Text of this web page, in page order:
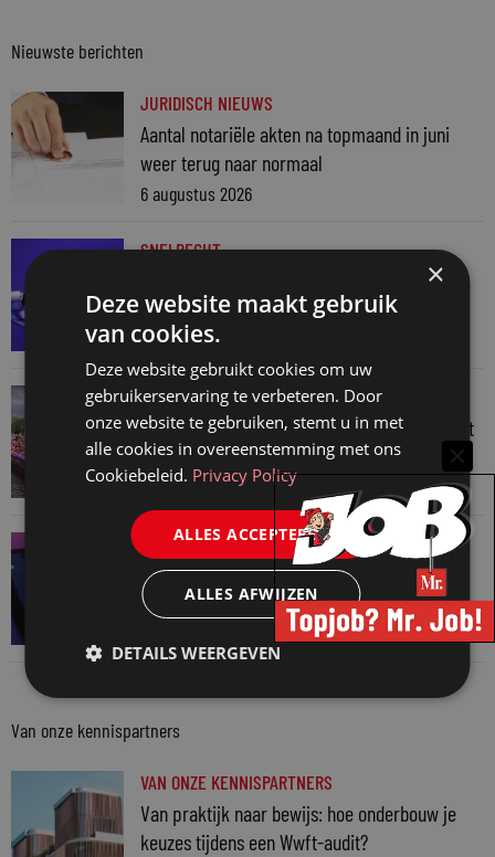
Nieuwste berichten
JURIDISCH NIEUWS
Aantal notariële akten na topmaand in juni
weer terug naar normaal
6 augustus 2026
SNELRECHT
auteursrecht
4 augustus 2026
JURIDISCH NIEUWS
Regenboognetwerk van de Rechtspraak vaart
mee met botenparade Pride
3 augustus 2026
JURIDISCH NIEUWS
Verschoningsgerechtigde info gemaakt door
AI? Dan niet langer vertrouwelijk
Van onze kennispartners
VAN ONZE KENNISPARTNERS
Van praktijk naar bewijs: hoe onderbouw je
keuzes tijdens een Wwft-audit?
×
Deze website maakt gebruik
van cookies.
Deze website gebruikt cookies om uw
gebruikerservaring te verbeteren. Door
onze website te gebruiken, stemt u in met
alle cookies in overeenstemming met ons
Cookiebeleid. Privacy Policy
ALLES ACCEPTEREN
ALLES AFWIJZEN
DETAILS WEERGEVEN